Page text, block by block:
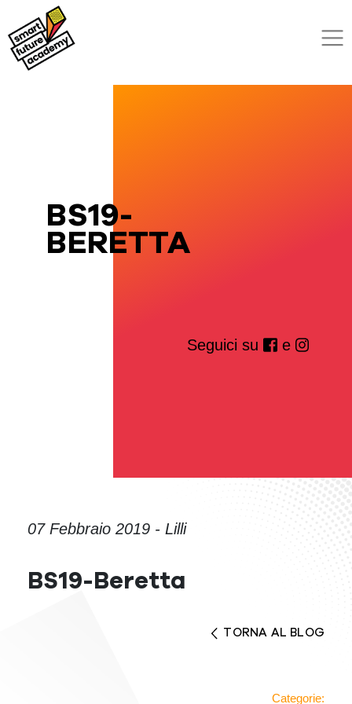
BS19-
BERETTA
Seguici su e
07 Febbraio 2019 - Lilli
BS19-Beretta
TORNA AL BLOG
Categorie: